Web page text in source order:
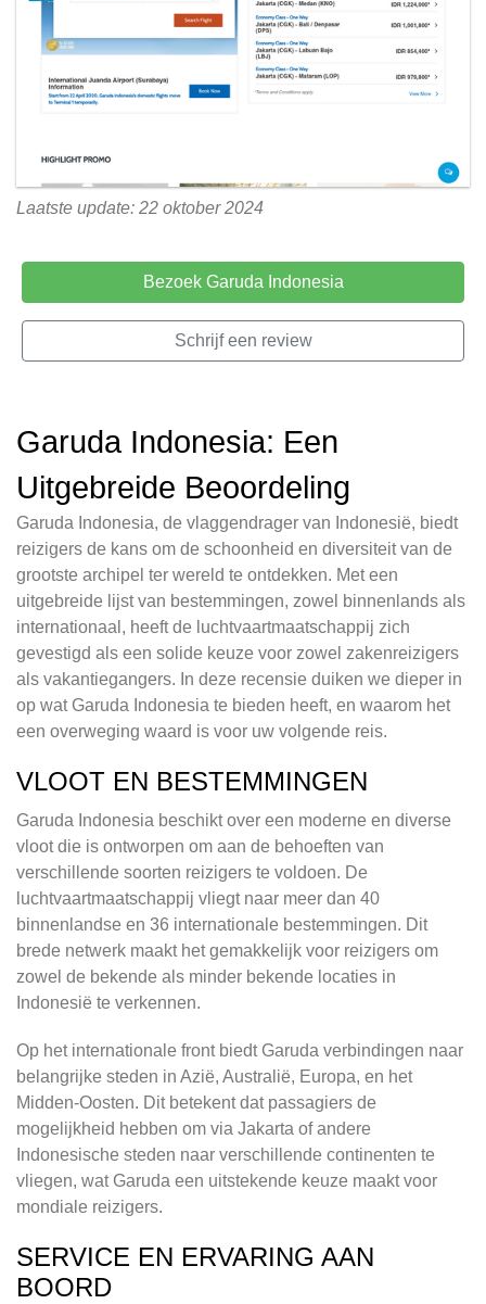
Laatste update: 22 oktober 2024
Bezoek Garuda Indonesia
Schrijf een review
Garuda Indonesia: Een
Uitgebreide Beoordeling
Garuda Indonesia, de vlaggendrager van Indonesië, biedt
reizigers de kans om de schoonheid en diversiteit van de
grootste archipel ter wereld te ontdekken. Met een
uitgebreide lijst van bestemmingen, zowel binnenlands als
internationaal, heeft de luchtvaartmaatschappij zich
gevestigd als een solide keuze voor zowel zakenreizigers
als vakantiegangers. In deze recensie duiken we dieper in
op wat Garuda Indonesia te bieden heeft, en waarom het
een overweging waard is voor uw volgende reis.
VLOOT EN BESTEMMINGEN
Garuda Indonesia beschikt over een moderne en diverse
vloot die is ontworpen om aan de behoeften van
verschillende soorten reizigers te voldoen. De
luchtvaartmaatschappij vliegt naar meer dan 40
binnenlandse en 36 internationale bestemmingen. Dit
brede netwerk maakt het gemakkelijk voor reizigers om
zowel de bekende als minder bekende locaties in
Indonesië te verkennen.
Op het internationale front biedt Garuda verbindingen naar
belangrijke steden in Azië, Australië, Europa, en het
Midden-Oosten. Dit betekent dat passagiers de
mogelijkheid hebben om via Jakarta of andere
Indonesische steden naar verschillende continenten te
vliegen, wat Garuda een uitstekende keuze maakt voor
mondiale reizigers.
SERVICE EN ERVARING AAN
BOORD